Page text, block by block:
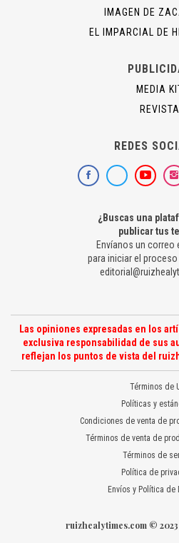
IMAGEN DE
EL IMPARCIAL DE
MEDIA
REVISTA
REDES
¿Buscas una
publicar tus
Envíanos un correo
para iniciar el
Las opiniones expresadas en los
exclusiva responsabilidad de sus
reflejan los puntos de vista del
Términos de
Políticas y
Condiciones de venta de
Términos de venta de
Términos de
Política de
Envíos y Política de
ruizhealytimes.com ©